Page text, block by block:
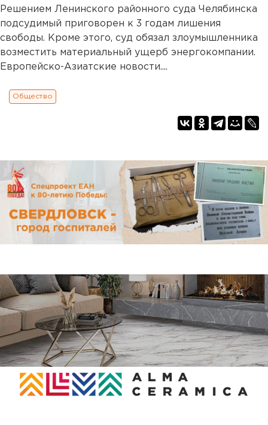
Решением Ленинского районного суда Челябинска
подсудимый приговорен к 3 годам лишения
свободы. Кроме этого, суд обязал злоумышленника
возместить материальный ущерб энергокомпании.
Европейско-Азиатские новости....
Общество